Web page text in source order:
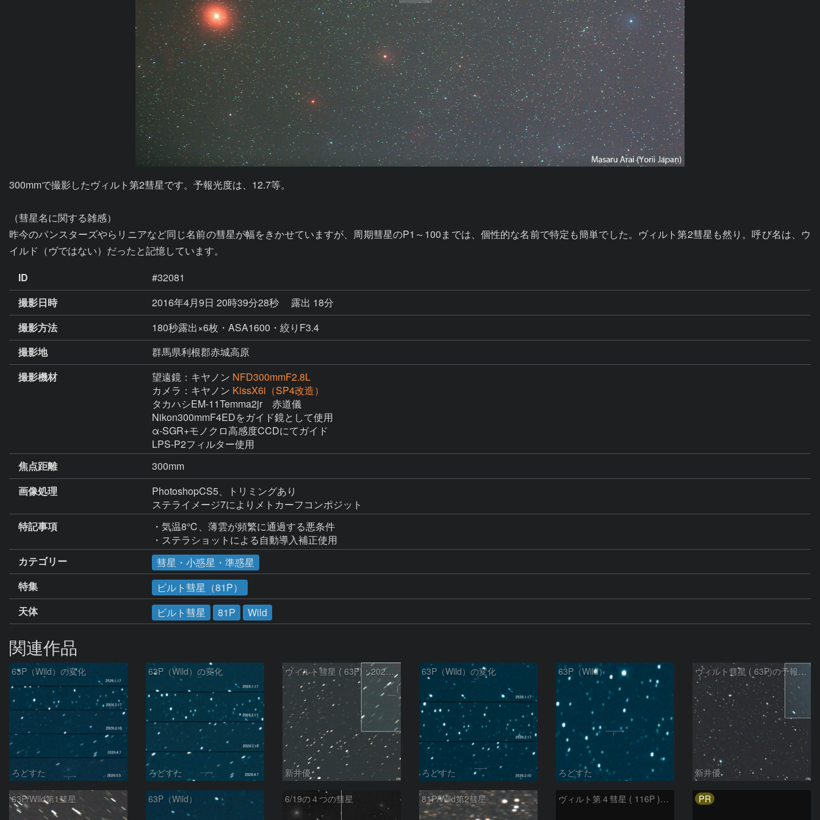
300mmで撮影したヴィルト第2彗星です。予報光度は、12.7等。
（彗星名に関する雑感）
昨今のパンスターズやらリニアなど同じ名前の彗星が幅をきかせていますが、周期彗星のP1～100までは、個性的な名前で特定も簡単でした。ヴィルト第2彗星も然り。呼び名は、ウ
イルド（ヴではない）だったと記憶しています。
ID
#32081
撮影日時
2016年4月9日 20時39分28秒
露出 18分
撮影方法
180秒露出×6枚・ASA1600・絞りF3.4
撮影地
群馬県利根郡赤城高原
撮影機材
望遠鏡：キヤノン NFD300mmF2.8L
カメラ：キヤノン KissX6i（SP4改造）
タカハシEM-11Temma2jr　赤道儀
Nikon300mmF4EDをガイド鏡として使用
α-SGR+モノクロ高感度CCDにてガイド
LPS-P2フィルター使用
焦点距離
300mm
画像処理
PhotoshopCS5、トリミングあり
ステライメージ7によりメトカーフコンポジット
特記事項
・気温8℃、薄雲が頻繁に通過する悪条件
・ステラショットによる自動導入補正使用
カテゴリー
彗星・小惑星・準惑星
特集
ビルト彗星（81P）
天体
ビルト彗星 81P Wild
関連作品
63P（Wild）の変化
ろどすた
63P（Wild）の変化
ろどすた
ヴィルト彗星 ( 63P)：2026/03/21
新井優
63P（Wild）の変化
ろどすた
63P（Wild）
ろどすた
ヴィルト彗星 ( 63P)の予報位置：2026/01/27
新井優
63P/Wild第1彗星 63P（Wild） 6/19の４つの彗星 81P/Wild第2彗星 ヴィルト第４彗星 ( 116P )：2023/05/17 PR